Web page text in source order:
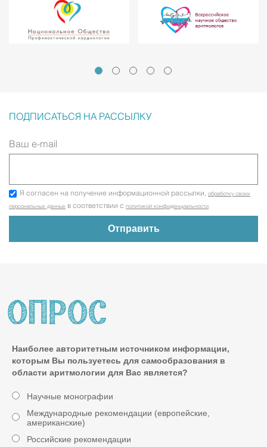
ПОДПИСАТЬСЯ НА РАССЫЛКУ
Ваш e-mail
Я согласен на получение информационной рассылки, обработку своих
персональных данных в соответствии с политикой конфиденциальности
Наиболее авторитетным источником информации,
которым Вы пользуетесь для самообразования в
области аритмологии для Вас является?
Научные монографии
Международные рекомендации (европейские,
американские)
Российские рекомендации